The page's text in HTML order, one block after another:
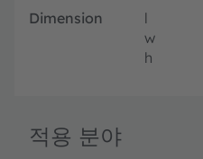
Dimension l
w
h
적용 분야